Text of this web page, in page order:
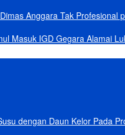
Anggara Tak Profesional
Masuk IGD Gegara Alamai
dengan Daun Kelor Pada